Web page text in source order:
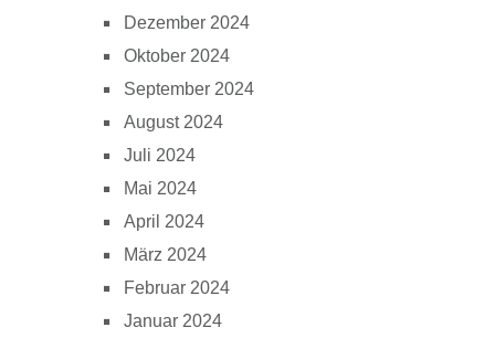
Dezember 2024
Oktober 2024
September 2024
August 2024
Juli 2024
Mai 2024
April 2024
März 2024
Februar 2024
Januar 2024